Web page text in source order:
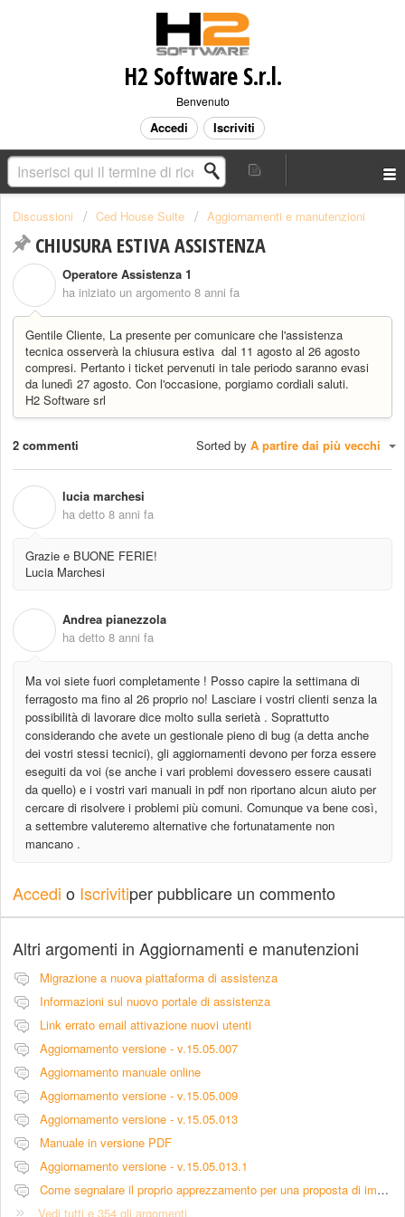
H2 Software S.r.l.
Benvenuto
Accedi Iscriviti
Discussioni Ced House Suite Aggiornamenti e manutenzioni
CHIUSURA ESTIVA ASSISTENZA
Operatore Assistenza 1
ha iniziato un argomento 8 anni fa
Gentile Cliente, La presente per comunicare che l'assistenza
tecnica osserverà la chiusura estiva dal 11 agosto al 26 agosto
compresi. Pertanto i ticket pervenuti in tale periodo saranno evasi
da lunedì 27 agosto. Con l'occasione, porgiamo cordiali saluti.
H2 Software srl
2 commenti Sorted by A partire dai più vecchi
lucia marchesi
ha detto 8 anni fa
Grazie e BUONE FERIE!
Lucia Marchesi
Andrea pianezzola
ha detto 8 anni fa
Ma voi siete fuori completamente ! Posso capire la settimana di
ferragosto ma fino al 26 proprio no! Lasciare i vostri clienti senza la
possibilità di lavorare dice molto sulla serietà . Soprattutto
considerando che avete un gestionale pieno di bug (a detta anche
dei vostri stessi tecnici), gli aggiornamenti devono per forza essere
eseguiti da voi (se anche i vari problemi dovessero essere causati
da quello) e i vostri vari manuali in pdf non riportano alcun aiuto per
cercare di risolvere i problemi più comuni. Comunque va bene così,
a settembre valuteremo alternative che fortunatamente non
mancano .
Accedi o Iscrivitiper pubblicare un commento
Altri argomenti in Aggiornamenti e manutenzioni
Migrazione a nuova piattaforma di assistenza
Informazioni sul nuovo portale di assistenza
Link errato email attivazione nuovi utenti
Aggiornamento versione - v.15.05.007
Aggiornamento manuale online
Aggiornamento versione - v.15.05.009
Aggiornamento versione - v.15.05.013
Manuale in versione PDF
Aggiornamento versione - v.15.05.013.1
Come segnalare il proprio apprezzamento per una proposta di implementazione
Vedi tutti e 354 gli argomenti